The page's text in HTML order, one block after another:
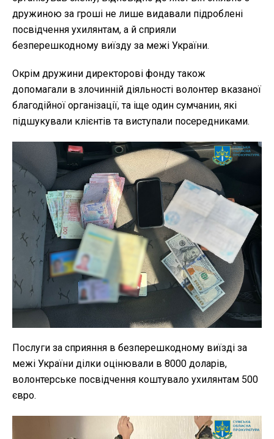
дружиною за гроші не лише видавали підроблені
посвідчення ухилянтам, а й сприяли
безперешкодному виїзду за межі України.
Окрім дружини директорові фонду також
допомагали в злочинній діяльності волонтер вказаної
благодійної організації, та іще один сумчанин, які
підшукували клієнтів та виступали посередниками.
Послуги за сприяння в безперешкодному виїзді за
межі України ділки оцінювали в 8000 доларів,
волонтерське посвідчення коштувало ухилянтам 500
євро.